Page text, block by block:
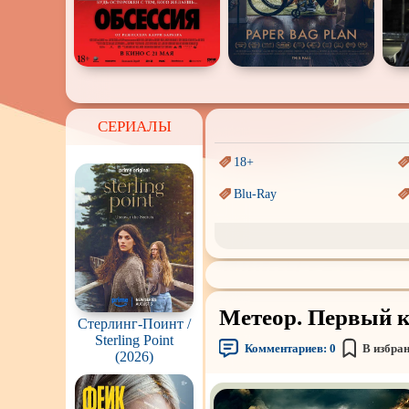
СЕРИАЛЫ
Стерлинг-Поинт /
Sterling Point
(2026)
18+
Blu-Ray
Аниме
Индийское кино
Маги и Волшебники
Параллельные миры
Пеплум
Метеор. Первый
Комментариев: 0 В